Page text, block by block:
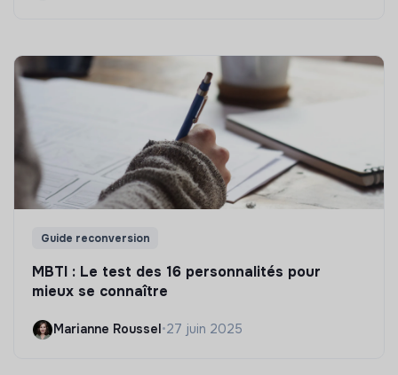
Guide reconversion
MBTI : Le test des 16 personnalités pour
mieux se connaître
Marianne Roussel•27 juin 2025